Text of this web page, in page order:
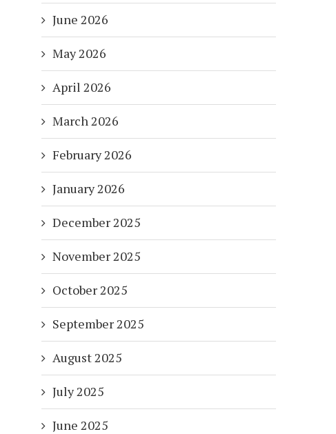
June 2026
May 2026
April 2026
March 2026
February 2026
January 2026
December 2025
November 2025
October 2025
September 2025
August 2025
July 2025
June 2025